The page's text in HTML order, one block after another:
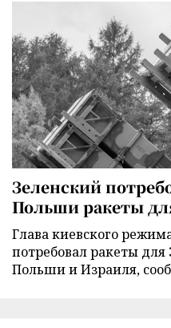
Зеленский
Польши ракеты
Глава киевского
потребовал ракеты
Польши и Израиля,